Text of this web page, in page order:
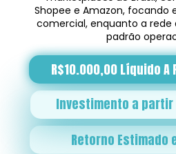
Shopee e Amazon, focando
comercial, enquanto a
padrão
R$10.000,00 Líquido
Retorno Estimado
Investimento a partir